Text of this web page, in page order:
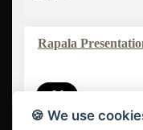
Rapala
-9 %
🍪 We use